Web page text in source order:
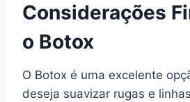
Considerações
o Botox
O Botox é uma excelente
deseja suavizar rugas e